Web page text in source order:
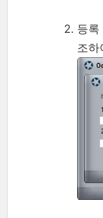
등
조하